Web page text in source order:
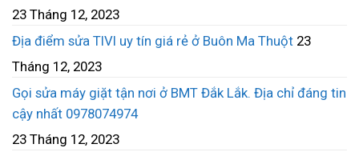
23 Tháng 12, 2023
Địa điểm sửa TIVI uy tín giá rẻ ở Buôn Ma Thuột 23
Tháng 12, 2023
Gọi sửa máy giặt tận nơi ở BMT Đắk Lắk. Địa chỉ đáng tin
cậy nhất 0978074974
23 Tháng 12, 2023